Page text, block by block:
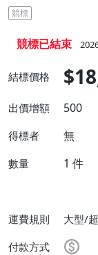
競標
競標已結束
結標價格
出價增額 500
得標者 無
數量 1 件
運費規則
大型/
付款方式